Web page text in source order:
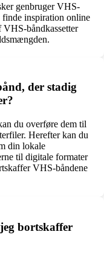
genbruger VHS-
finde inspiration online
båndkassetter
der stadig
du overføre dem til
Herefter kan du
din lokale
til digitale formater
VHS-båndene
bortskaffer